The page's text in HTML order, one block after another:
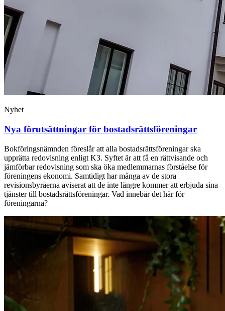
Nyhet
Nya förutsättningar för bostadsrättsföreningar
Bokföringsnämnden föreslår att alla bostadsrättsföreningar ska
upprätta redovisning enligt K3. Syftet är att få en rättvisande och
jämförbar redovisning som ska öka medlemmarnas förståelse för
föreningens ekonomi. Samtidigt har många av de stora
revisionsbyråerna aviserat att de inte längre kommer att erbjuda sina
tjänster till bostadsrättsföreningar. Vad innebär det här för
föreningarna?